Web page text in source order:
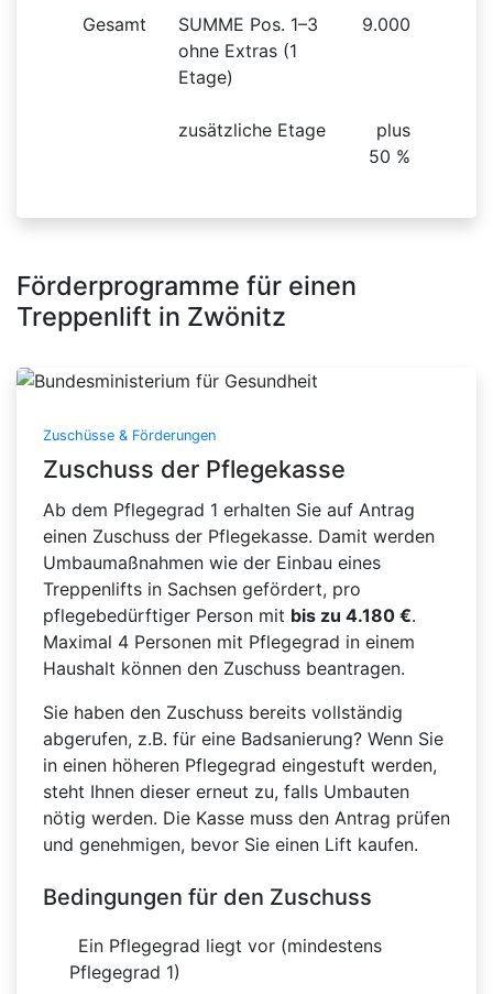
Gesamt
SUMME Pos. 1–3
ohne Extras (1
Etage)
9.000
zusätzliche Etage
plus
50 %
Förderprogramme für einen
Treppenlift in Zwönitz
Zuschüsse & Förderungen
Zuschuss der Pflegekasse
Ab dem Pflegegrad 1 erhalten Sie auf Antrag
einen Zuschuss der Pflegekasse. Damit werden
Umbaumaßnahmen wie der Einbau eines
Treppenlifts in Sachsen gefördert, pro
pflegebedürftiger Person mit bis zu 4.180 €.
Maximal 4 Personen mit Pflegegrad in einem
Haushalt können den Zuschuss beantragen.
Sie haben den Zuschuss bereits vollständig
abgerufen, z.B. für eine Badsanierung? Wenn Sie
in einen höheren Pflegegrad eingestuft werden,
steht Ihnen dieser erneut zu, falls Umbauten
nötig werden. Die Kasse muss den Antrag prüfen
und genehmigen, bevor Sie einen Lift kaufen.
Bedingungen für den Zuschuss
Ein Pflegegrad liegt vor (mindestens
Pflegegrad 1)